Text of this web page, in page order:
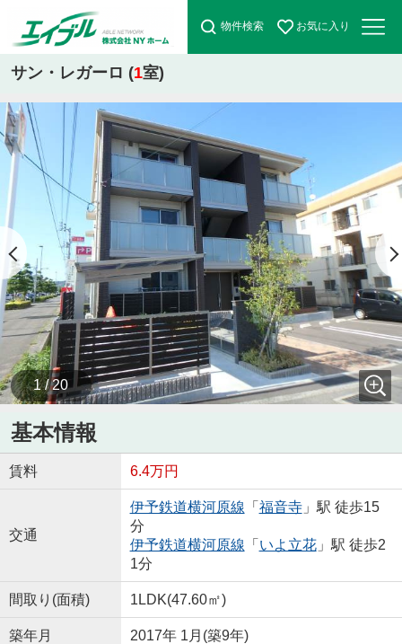
物件検索 お気に入り
サン・レガーロ (1室)
1 / 20
基本情報
賃料 6.4万円
交通
伊予鉄道横河原線 「 福音寺」駅 徒歩15
分
伊予鉄道横河原線 「 いよ立花」駅 徒歩2
1分
間取り(面積) 1LDK(47.60㎡)
築年月 2017年 1月(築9年)